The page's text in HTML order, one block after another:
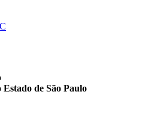
de São Paulo